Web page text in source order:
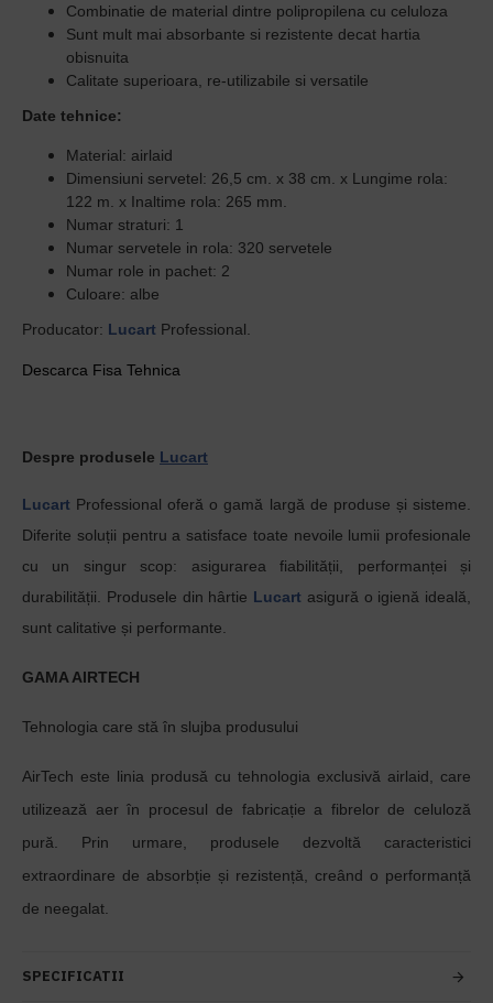
Combinatie de material dintre polipropilena cu celuloza
Sunt mult mai absorbante si rezistente decat hartia
obisnuita
Calitate superioara, re-utilizabile si versatile
Date tehnice:
Material: airlaid
Dimensiuni servetel: 26,5 cm. x 38 cm. x Lungime rola:
122 m. x Inaltime rola: 265 mm.
Numar straturi: 1
Numar servetele in rola: 320 servetele
Numar role in pachet: 2
Culoare: albe
Producator: Lucart Professional.
Descarca Fisa Tehnica
Despre produsele Lucart
Lucart Professional oferă o gamă largă de produse și sisteme.
Diferite soluții pentru a satisface toate nevoile lumii profesionale
cu un singur scop: asigurarea fiabilității, performanței și
durabilității. Produsele din hârtie Lucart asigură o igienă ideală,
sunt calitative și performante.
GAMA AIRTECH
Tehnologia care stă în slujba produsului
AirTech este linia produsă cu tehnologia exclusivă airlaid, care
utilizează aer în procesul de fabricație a fibrelor de celuloză
pură. Prin urmare, produsele dezvoltă caracteristici
extraordinare de absorbție și rezistență, creând o performanță
de neegalat.
SPECIFICATII